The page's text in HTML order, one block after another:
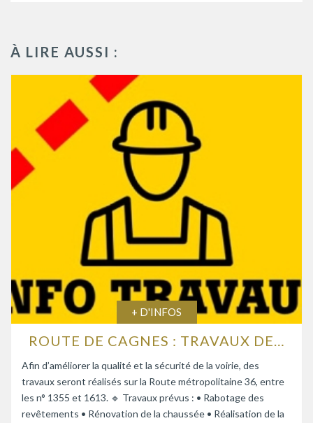
À LIRE AUSSI :
+ D'INFOS
ROUTE DE CAGNES : TRAVAUX DE RENFORCEMENT DE LA CHAUSSÉE
Afin d’améliorer la qualité et la sécurité de la voirie, des
travaux seront réalisés sur la Route métropolitaine 36, entre
les n° 1355 et 1613. 🔹 Travaux prévus : • Rabotage des
revêtements • Rénovation de la chaussée • Réalisation de la